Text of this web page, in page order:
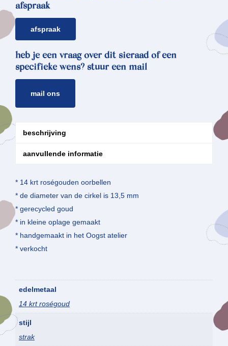
afspraak
afspraak
heb je een vraag over dit sieraad of een
specifieke wens? stuur een mail
mail ons
beschrijving
aanvullende informatie
* 14 krt roségouden oorbellen
* de diameter van de cirkel is 13,5 mm
* gerecycled goud
* in kleine oplage gemaakt
* handgemaakt in het Oogst atelier
* verkocht
edelmetaal
14 krt roségoud
stijl
strak